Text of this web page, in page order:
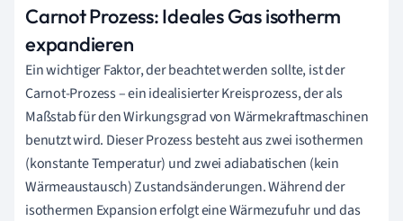
Carnot Prozess: Ideales Gas isotherm
expandieren
Ein wichtiger Faktor, der beachtet werden sollte, ist der
Carnot-Prozess – ein idealisierter Kreisprozess, der als
Maßstab für den Wirkungsgrad von Wärmekraftmaschinen
benutzt wird. Dieser Prozess besteht aus zwei isothermen
(konstante Temperatur) und zwei adiabatischen (kein
Wärmeaustausch) Zustandsänderungen. Während der
isothermen Expansion erfolgt eine Wärmezufuhr und das